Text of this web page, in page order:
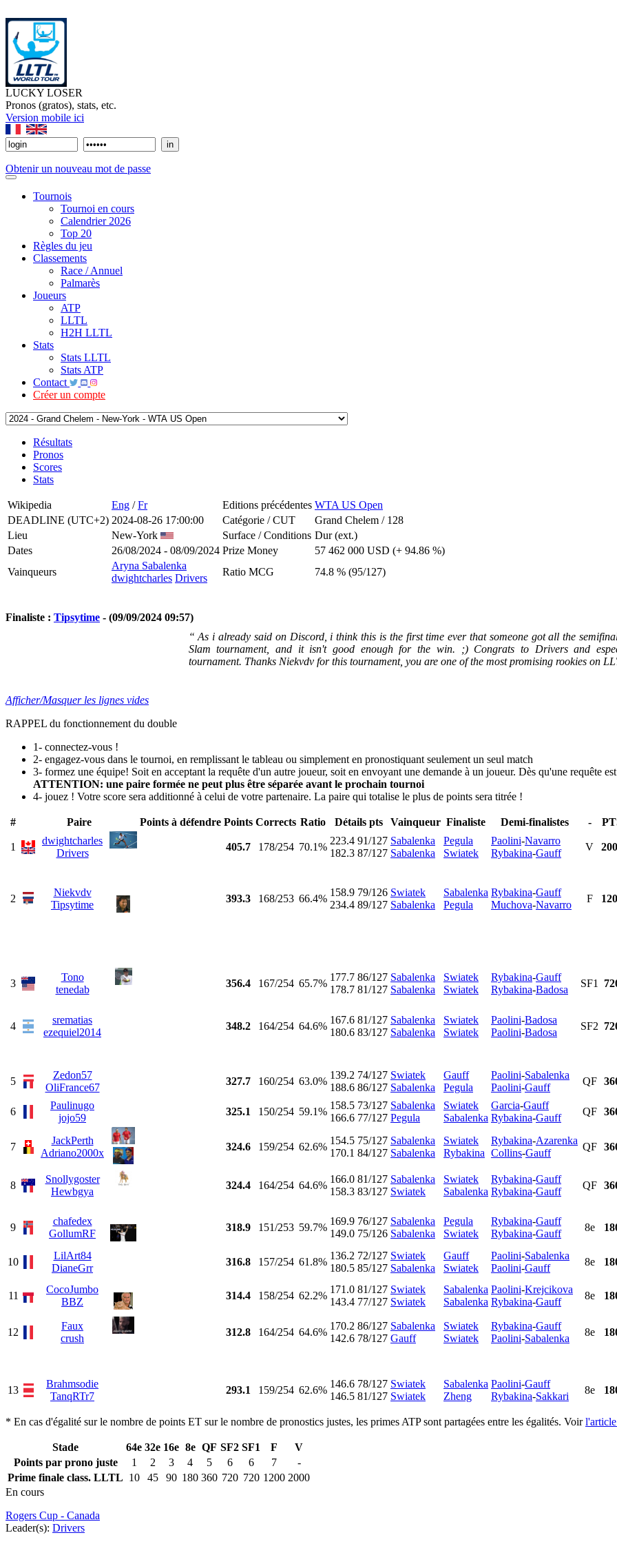
LUCKY LOSER
Pronos (gratos), stats, etc.
Version mobile ici
Obtenir un nouveau mot de passe
Tournois
Tournoi en cours
Calendrier 2026
Top 20
Règles du jeu
Classements
Race / Annuel
Palmarès
Joueurs
ATP
LLTL
H2H LLTL
Stats
Stats LLTL
Stats ATP
Contact
Créer un compte
Résultats
Pronos
Scores
Stats
Wikipedia Eng /Fr Editions précédentes WTA US Open
DEADLINE (UTC+2) 2024-08-26 17:00:00 Catégorie / CUT
Grand Chelem / 128
Lieu
New-York Surface / Conditions Dur (ext.)
Dates
26/08/2024 - 08/09/2024 Prize Money
57 462 000 USD (+ 94.86 %)
Vainqueurs
Aryna Sabalenka
dwightcharles Drivers
Ratio MCG 74.8 % (95/127)
Finaliste : Tipsytime - (09/09/2024 09:57)
“ As i already said on Discord, i think this is the first time ever that someone got all the
Slam tournament, and it isn't good enough for the win. ;) Congrats to Drivers and
tournament. Thanks Niekvdv for this tournament, you are one of the most promising rookies on
Afficher/Masquer les lignes vides
RAPPEL du fonctionnement du double
1- connectez-vous !
2- engagez-vous dans le tournoi, en remplissant le tableau ou simplement en pronostiquant seulement un seul match
3- formez une équipe! Soit en acceptant la requête d'un autre joueur, soit en envoyant une demande à un joueur. Dès qu'une requête
ATTENTION: une paire formée ne peut plus être séparée avant le prochain tournoi
4- jouez ! Votre score sera additionné à celui de votre partenaire. La paire qui totalise le plus de points sera titrée !
# Paire Points à défendre Points Corrects Ratio Détails pts Vainqueur Finaliste Demi-finalistes -
1
dwightcharles
Drivers
405.7 178/254 70.1%
223.4
182.3
91/127
87/127
Sabalenka
Sabalenka
Pegula
Swiatek
Paolini-Navarro
Rybakina-Gauff
V
2
Niekvdv
Tipsytime
393.3 168/253 66.4%
158.9
234.4
79/126
89/127
Swiatek
Sabalenka
Sabalenka
Pegula
Rybakina-Gauff
Muchova-Navarro
F
3
Tono
tenedab
356.4 167/254 65.7%
177.7
178.7
86/127
81/127
Sabalenka
Sabalenka
Swiatek
Swiatek
Rybakina-Gauff
Rybakina-Badosa
SF1
4
srematias
ezequiel2014
348.2 164/254 64.6%
167.6
180.6
81/127
83/127
Sabalenka
Sabalenka
Swiatek
Swiatek
Paolini-Badosa
Paolini-Badosa
SF2
5
Zedon57
OliFrance67
327.7 160/254 63.0%
139.2
188.6
74/127
86/127
Swiatek
Sabalenka
Gauff
Pegula
Paolini-Sabalenka
Paolini-Gauff
QF
6
Paulinugo
jojo59
325.1 150/254 59.1%
158.5
166.6
73/127
77/127
Sabalenka
Pegula
Swiatek
Sabalenka
Garcia-Gauff
Rybakina-Gauff
QF
7
JackPerth
Adriano2000x
324.6 159/254 62.6%
154.5
170.1
75/127
84/127
Sabalenka
Sabalenka
Swiatek
Rybakina
Rybakina-Azarenka
Collins-Gauff
QF
8
Snollygoster
Hewbgya
324.4 164/254 64.6%
166.0
158.3
81/127
83/127
Sabalenka
Swiatek
Swiatek
Sabalenka
Rybakina-Gauff
Rybakina-Gauff
QF
9
chafedex
GollumRF
318.9 151/253 59.7%
169.9
149.0
76/127
75/126
Sabalenka
Sabalenka
Pegula
Swiatek
Rybakina-Gauff
Rybakina-Gauff
8e
10
LilArt84
DianeGrr
316.8 157/254 61.8%
136.2
180.5
72/127
85/127
Swiatek
Sabalenka
Gauff
Swiatek
Paolini-Sabalenka
Paolini-Gauff
8e
11
CocoJumbo
BBZ
314.4 158/254 62.2%
171.0
143.4
81/127
77/127
Swiatek
Swiatek
Sabalenka
Sabalenka
Paolini-Krejcikova
Rybakina-Gauff
8e
12
Faux
crush
312.8 164/254 64.6%
170.2
142.6
86/127
78/127
Sabalenka
Gauff
Swiatek
Swiatek
Rybakina-Gauff
Paolini-Sabalenka
8e
13
Brahmsodie
TanqRTr7
293.1 159/254 62.6%
146.6
146.5
78/127
81/127
Swiatek
Swiatek
Sabalenka
Zheng
Paolini-Gauff
Rybakina-Sakkari
8e
* En cas d'égalité sur le nombre de points ET sur le nombre de pronostics justes, les primes ATP sont partagées entre les égalités. Voir
Stade 64e 32e 16e 8e QF SF2 SF1 F
V
Points par prono juste
1 2 3 4 5 6 6 7
-
Prime finale class. LLTL 10 45 90 180 360 720 720 1200 2000
En cours
Rogers Cup - Canada
Leader(s): Drivers